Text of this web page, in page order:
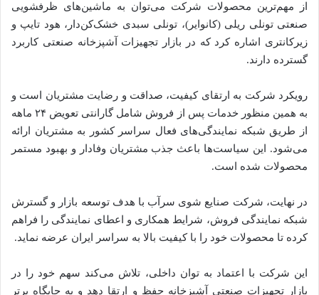
از مهم‌ترین محصولات شرکت می‌توان به ماشین‌های ظرفشویی
صنعتی تونلی ریلی (کانوایر)، تونلی سبدی خشک‌کن‌دار، هود تایپ و
زیرکانتری اشاره کرد که در بازار تجهیزات آشپزخانه صنعتی کاربرد
گسترده دارند.
رویکرد شرکت به ارتقای کیفیت، صداقت و رضایت مشتریان است و
به همین منظور خدمات پس از فروش شامل گارانتی تعویض ۲۴ ماهه
از طریق شبکه نمایندگی‌های فعال سراسر کشور به مشتریان ارائه
می‌شود. این سیاست‌ها باعث جذب مشتریان وفادار و بهبود مستمر
محصولات شده است.
در نهایت، شرکت صنایع شوی سرآب با هدف توسعه بازار و گسترش
شبکه نمایندگی فروش، شرایط همکاری و اعطای نمایندگی را فراهم
کرده تا محصولات خود را با کیفیت بالا به سراسر ایران عرضه نماید.
این شرکت با اعتماد به توان داخلی، تلاش می‌کند سهم خود را در
بازار تجهیزات صنعتی آشپزخانه حفظ و ارتقا دهد و به جایگاه برتر